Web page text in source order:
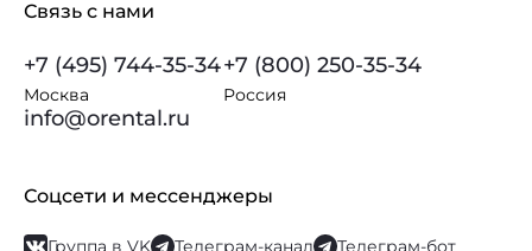
Связь с нами
+7 (495) 744-35-34
Москва
+7 (800) 250-35-34
Россия
info@orental.ru
Соцсети и мессенджеры
Группа в VK Телеграм-канал Телеграм-бот